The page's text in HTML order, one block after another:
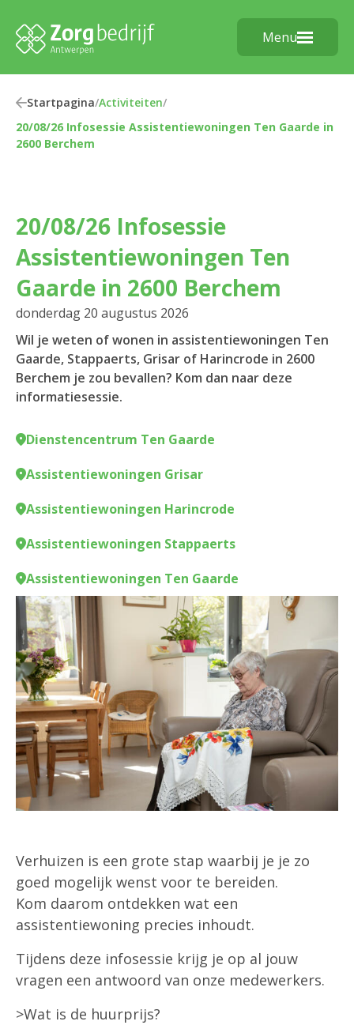
Menu
Startpagina/Activiteiten/
20/08/26 Infosessie Assistentiewoningen Ten Gaarde in
2600 Berchem
20/08/26 Infosessie
Assistentiewoningen Ten
Gaarde in 2600 Berchem
donderdag 20 augustus 2026
Wil je weten of wonen in assistentiewoningen Ten
Gaarde, Stappaerts, Grisar of Harincrode in 2600
Berchem je zou bevallen? Kom dan naar deze
informatiesessie.
Dienstencentrum Ten Gaarde
Assistentiewoningen Grisar
Assistentiewoningen Harincrode
Assistentiewoningen Stappaerts
Assistentiewoningen Ten Gaarde
Verhuizen is een grote stap waarbij je je zo
goed mogelijk wenst voor te bereiden.
Kom daarom ontdekken wat een
assistentiewoning precies inhoudt.
Tijdens deze infosessie krijg je op al jouw
vragen een antwoord van onze medewerkers.
>Wat is de huurprijs?